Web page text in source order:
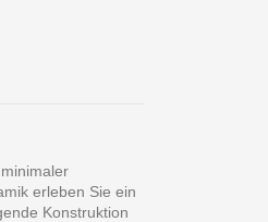
erleben Sie ein
Konstruktion